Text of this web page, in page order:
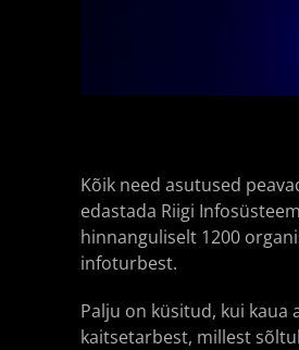
Kõik need asutused
edastada Riigi
hinnanguliselt 1200
infoturbest.
Palju on küsitud, kui kaua
kaitsetarbest, millest